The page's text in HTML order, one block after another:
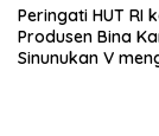
Peringati HUT RI
Produsen Bina
Sinunukan V